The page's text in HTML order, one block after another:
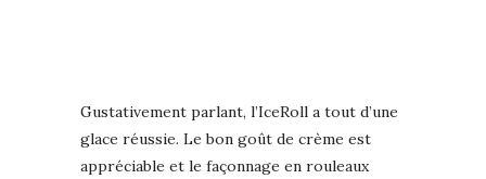
Gustativement parlant, l’IceRoll a tout d’une
glace réussie. Le bon goût de crème est
appréciable et le façonnage en rouleaux